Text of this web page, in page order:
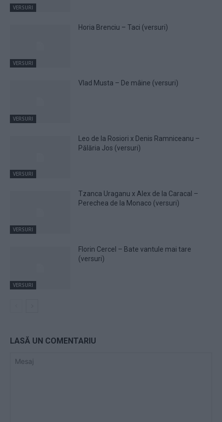
VERSURI
VERSURI
Horia Brenciu – Taci (versuri)
VERSURI
Vlad Musta – De mâine (versuri)
VERSURI
Leo de la Rosiori x Denis Ramniceanu –
Pălăria Jos (versuri)
VERSURI
Tzanca Uraganu x Alex de la Caracal –
Perechea de la Monaco (versuri)
VERSURI
Florin Cercel – Bate vantule mai tare
(versuri)
LASĂ UN COMENTARIU